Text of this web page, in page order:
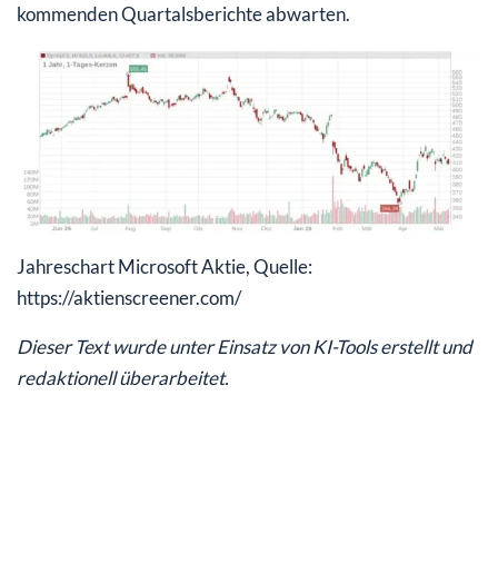
kommenden Quartalsberichte abwarten.
Jahreschart Microsoft Aktie, Quelle:
https://aktienscreener.com/
Dieser Text wurde unter Einsatz von KI-Tools erstellt und
redaktionell überarbeitet.